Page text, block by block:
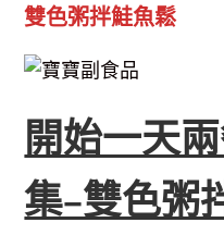
雙色粥拌鮭魚鬆
開始一天
集–雙色粥